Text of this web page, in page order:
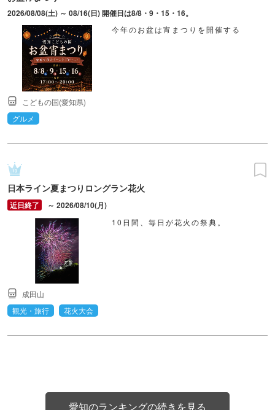
2026/08/08(土) ～ 08/16(日) 開催日は8/8・9・15・16。
今年のお盆は宵まつりを開催する
こどもの国(愛知県)
グルメ
日本ライン夏まつりロングラン花火
～ 2026/08/10(月)
10日間、毎日が花火の祭典。
成田山
観光・旅行
花火大会
愛知のランキングの続きを見る